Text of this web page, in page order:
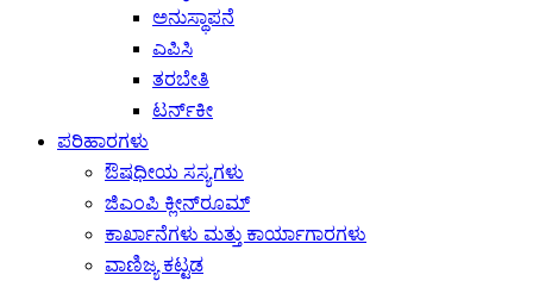
ಅನುಸ್ಥಾಪನೆ
ಎಪಿಸಿ
ತರಬೇತಿ
ಟರ್ನ್‌ಕೀ
ಪರಿಹಾರಗಳು
ಔಷಧೀಯ ಸಸ್ಯಗಳು
ಜಿಎಂಪಿ ಕ್ಲೀನ್‌ರೂಮ್
ಕಾರ್ಖಾನೆಗಳು ಮತ್ತು ಕಾರ್ಯಾಗಾರಗಳು
ವಾಣಿಜ್ಯ ಕಟ್ಟಡ